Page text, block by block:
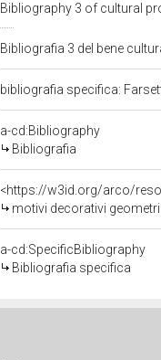
Bibliography 3 of cultural
Bibliografia 3 del bene
bibliografia specifica:
a-cd:Bibliography
Bibliografia
<https://w3id.org/arco/
motivi decorativi
a-cd:SpecificBibliography
Bibliografia specifica